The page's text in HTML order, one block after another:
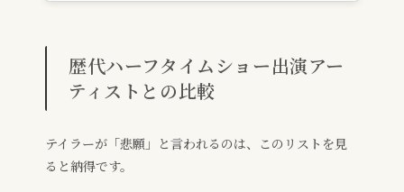
歴代ハーフタイムショー出演アー
ティストとの比較
テイラーが「悲願」と言われるのは、このリストを見
ると納得です。